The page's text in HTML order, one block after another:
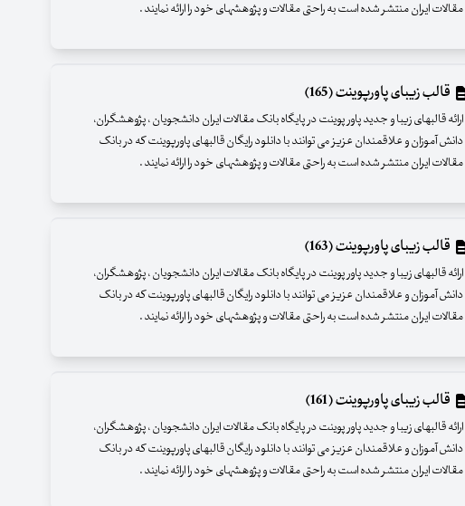
مقالات ایران منتشر شده است به راحتی مقالات و پژوهشهای خود را ارائه نمایند .
قالب زیبای پاورپوینت (165)
ارائه قالبهای زیبا و جدید پاور پوینت در پایگاه بانک مقالات ایران دانشجویان ، پژوهشگران،
دانش آموزان و علاقمندان عزیز می توانند با دانلود رایگان قالبهای پاورپوینت که در بانک
مقالات ایران منتشر شده است به راحتی مقالات و پژوهشهای خود را ارائه نمایند .
قالب زیبای پاورپوینت (163)
ارائه قالبهای زیبا و جدید پاور پوینت در پایگاه بانک مقالات ایران دانشجویان ، پژوهشگران،
دانش آموزان و علاقمندان عزیز می توانند با دانلود رایگان قالبهای پاورپوینت که در بانک
مقالات ایران منتشر شده است به راحتی مقالات و پژوهشهای خود را ارائه نمایند .
قالب زیبای پاورپوینت (161)
ارائه قالبهای زیبا و جدید پاور پوینت در پایگاه بانک مقالات ایران دانشجویان ، پژوهشگران،
دانش آموزان و علاقمندان عزیز می توانند با دانلود رایگان قالبهای پاورپوینت که در بانک
مقالات ایران منتشر شده است به راحتی مقالات و پژوهشهای خود را ارائه نمایند .